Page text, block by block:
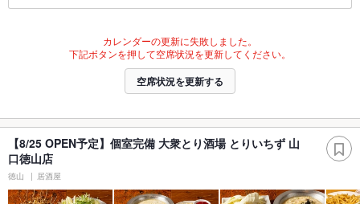
カレンダーの更新に失敗しました。
下記ボタンを押して空席状況を更新してください。
空席状況を更新する
【8/25 OPEN予定】個室完備 大衆とり酒場 とりいちず 山
口徳山店
徳山 居酒屋